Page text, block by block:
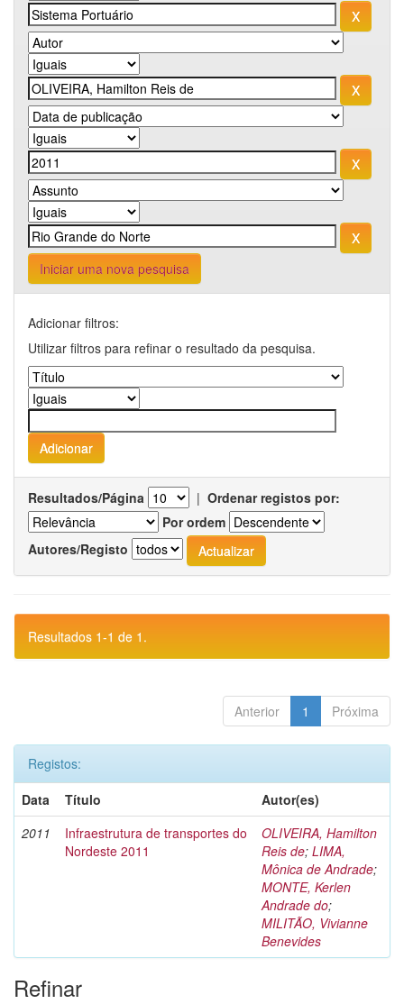
Iniciar uma nova pesquisa
Adicionar filtros:
Utilizar filtros para refinar o resultado da pesquisa.
Resultados/Página | Ordenar registos por:
Por ordem
Autores/Registo
Resultados 1-1 de 1.
Anterior 1 Próxima
Registos:
Data
Título
Autor(es)
2011
Infraestrutura de transportes do
Nordeste 2011
OLIVEIRA, Hamilton
Reis de; LIMA,
Mônica de Andrade;
MONTE, Kerlen
Andrade do;
MILITÃO, Vivianne
Benevides
Refinar